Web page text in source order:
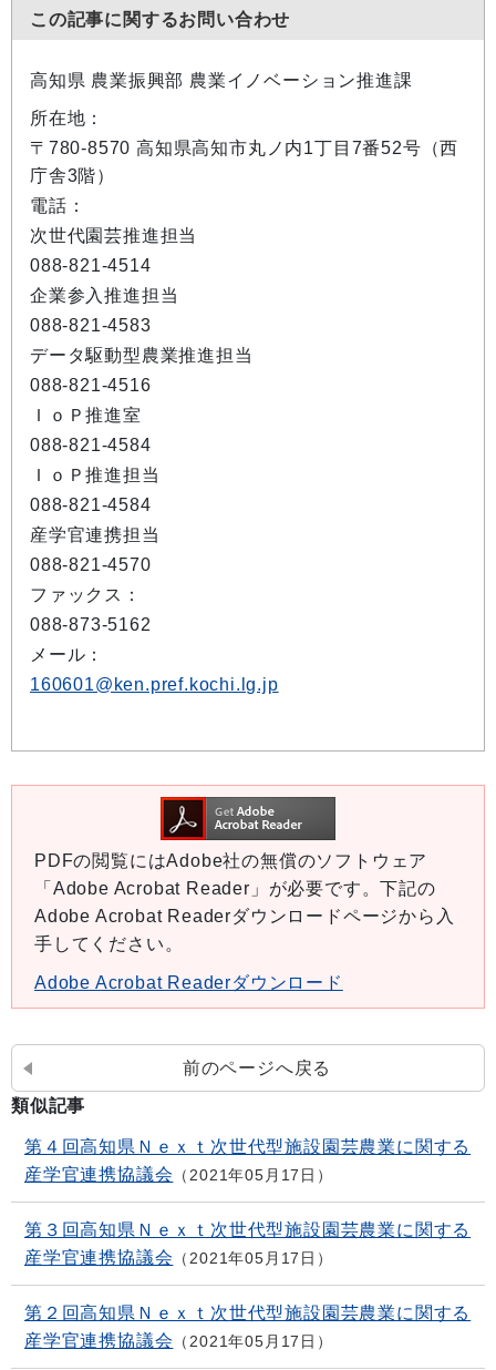
この記事に関するお問い合わせ
高知県 農業振興部 農業イノベーション推進課
所在地：
〒780-8570 高知県高知市丸ノ内1丁目7番52号（西
庁舎3階）
電話：
次世代園芸推進担当
088-821-4514
企業参入推進担当
088-821-4583
データ駆動型農業推進担当
088-821-4516
ＩｏＰ推進室
088-821-4584
ＩｏＰ推進担当
088-821-4584
産学官連携担当
088-821-4570
ファックス：
088-873-5162
メール：
160601@ken.pref.kochi.lg.jp
PDFの閲覧にはAdobe社の無償のソフトウェア
「Adobe Acrobat Reader」が必要です。下記の
Adobe Acrobat Readerダウンロードページから入
手してください。
Adobe Acrobat Readerダウンロード
前のページへ戻る
類似記事
第４回高知県Ｎｅｘｔ次世代型施設園芸農業に関する
産学官連携協議会
2021年05月17日
第３回高知県Ｎｅｘｔ次世代型施設園芸農業に関する
産学官連携協議会
2021年05月17日
第２回高知県Ｎｅｘｔ次世代型施設園芸農業に関する
産学官連携協議会
2021年05月17日